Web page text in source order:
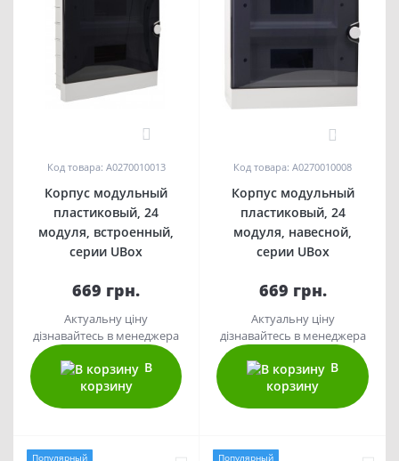
Код товара: A0270010013
Корпус модульный
пластиковый, 24
модуля, встроенный,
серии UBox
669 грн.
Актуальну ціну
дізнавайтесь в менеджера
В
корзину
Код товара: A0270010008
Корпус модульный
пластиковый, 24
модуля, навесной,
серии UBox
669 грн.
Актуальну ціну
дізнавайтесь в менеджера
В
корзину
Популярный Популярный